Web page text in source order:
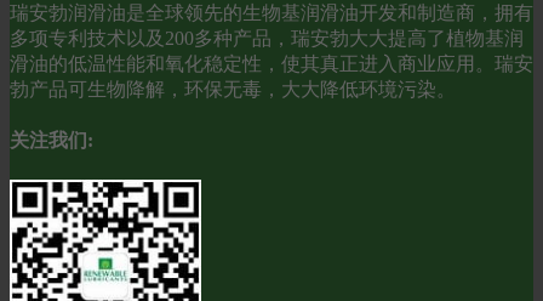
瑞安勃润滑油是全球领先的生物基润滑油开发和制造商，拥有
多项专利技术以及200多种产品，瑞安勃大大提高了植物基润
滑油的低温性能和氧化稳定性，使其真正进入商业应用。瑞安
勃产品可生物降解，环保无毒，大大降低环境污染。
关注我们: